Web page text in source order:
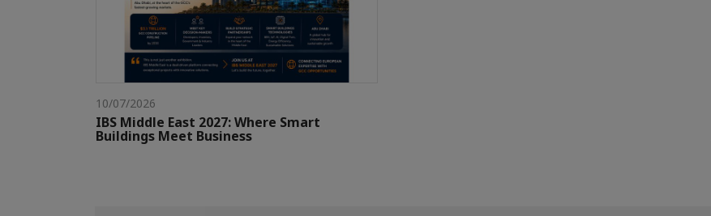
10/07/2026
IBS Middle East 2027: Where Smart
Buildings Meet Business